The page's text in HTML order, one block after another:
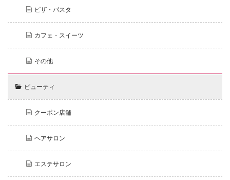
ピザ・パスタ
カフェ・スイーツ
その他
ビューティ
クーポン店舗
ヘアサロン
エステサロン